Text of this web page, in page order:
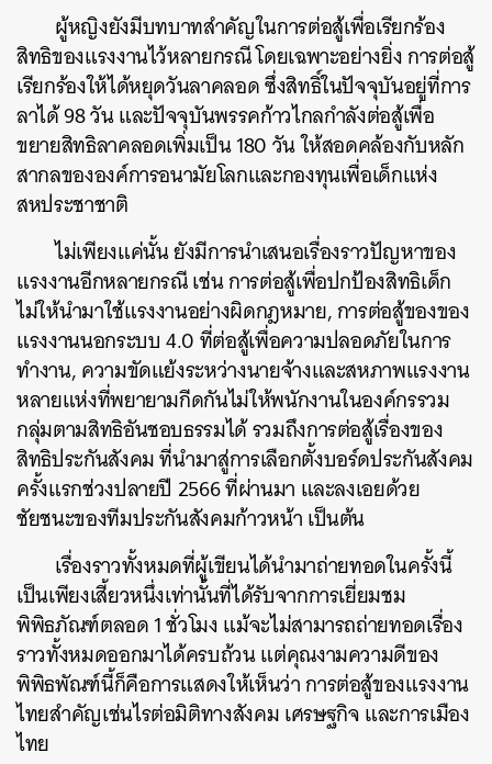
ผู้หญิงยังมีบทบาทสำคัญในการต่อสู้เพื่อเรียกร้อง
สิทธิของแรงงานไว้หลายกรณี โดยเฉพาะอย่างยิ่ง การต่อสู้
เรียกร้องให้ได้หยุดวันลาคลอด ซึ่งสิทธิ์ในปัจจุบันอยู่ที่การ
ลาได้ 98 วัน และปัจจุบันพรรคก้าวไกลกำลังต่อสู้เพื่อ
ขยายสิทธิลาคลอดเพิ่มเป็น 180 วัน ให้สอดคล้องกับหลัก
สากลขององค์การอนามัยโลกและกองทุนเพื่อเด็กแห่ง
สหประชาชาติ
ไม่เพียงแค่นั้น ยังมีการนำเสนอเรื่องราวปัญหาของ
แรงงานอีกหลายกรณี เช่น การต่อสู้เพื่อปกป้องสิทธิเด็ก
ไม่ให้นำมาใช้แรงงานอย่างผิดกฎหมาย, การต่อสู้ของของ
แรงงานนอกระบบ 4.0 ที่ต่อสู้เพื่อความปลอดภัยในการ
ทำงาน, ความขัดแย้งระหว่างนายจ้างและสหภาพแรงงาน
หลายแห่งที่พยายามกีดกันไม่ให้พนักงานในองค์กรรวม
กลุ่มตามสิทธิอันชอบธรรมได้ รวมถึงการต่อสู้เรื่องของ
สิทธิประกันสังคม ที่นำมาสู่การเลือกตั้งบอร์ดประกันสังคม
ครั้งแรกช่วงปลายปี 2566 ที่ผ่านมา และลงเอยด้วย
ชัยชนะของทีมประกันสังคมก้าวหน้า เป็นต้น
เรื่องราวทั้งหมดที่ผู้เขียนได้นำมาถ่ายทอดในครั้งนี้
เป็นเพียงเสี้ยวหนึ่งเท่านั้นที่ได้รับจากการเยี่ยมชม
พิพิธภัณฑ์ตลอด 1 ชั่วโมง แม้จะไม่สามารถถ่ายทอดเรื่อง
ราวทั้งหมดออกมาได้ครบถ้วน แต่คุณงามความดีของ
พิพิธพัณฑ์นี้ก็คือการแสดงให้เห็นว่า การต่อสู้ของแรงงาน
ไทยสำคัญเช่นไรต่อมิติทางสังคม เศรษฐกิจ และการเมือง
ไทย